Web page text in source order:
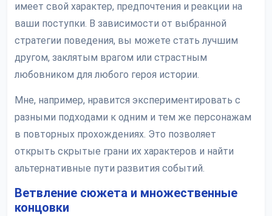
имеет свой характер, предпочтения и реакции на
ваши поступки. В зависимости от выбранной
стратегии поведения, вы можете стать лучшим
другом, заклятым врагом или страстным
любовником для любого героя истории.
Мне, например, нравится экспериментировать с
разными подходами к одним и тем же персонажам
в повторных прохождениях. Это позволяет
открыть скрытые грани их характеров и найти
альтернативные пути развития событий.
Ветвление сюжета и множественные
концовки